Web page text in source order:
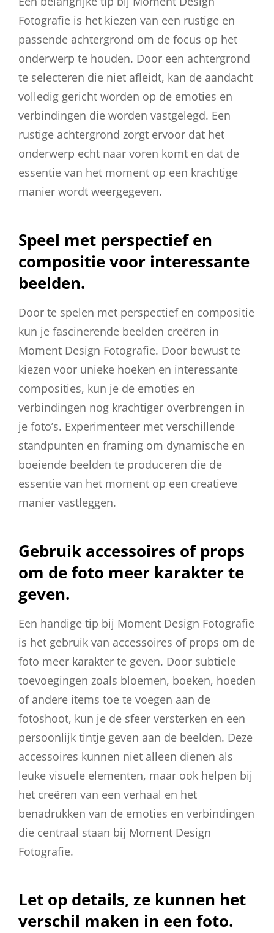
Fotografie is het kiezen van een rustige en
passende achtergrond om de focus op het
onderwerp te houden. Door een achtergrond
te selecteren die niet afleidt, kan de aandacht
volledig gericht worden op de emoties en
verbindingen die worden vastgelegd. Een
rustige achtergrond zorgt ervoor dat het
onderwerp echt naar voren komt en dat de
essentie van het moment op een krachtige
manier wordt weergegeven.
Speel met perspectief en
compositie voor interessante
beelden.
Door te spelen met perspectief en compositie
kun je fascinerende beelden creëren in
Moment Design Fotografie. Door bewust te
kiezen voor unieke hoeken en interessante
composities, kun je de emoties en
verbindingen nog krachtiger overbrengen in
je foto’s. Experimenteer met verschillende
standpunten en framing om dynamische en
boeiende beelden te produceren die de
essentie van het moment op een creatieve
manier vastleggen.
Gebruik accessoires of props
om de foto meer karakter te
geven.
Een handige tip bij Moment Design Fotografie
is het gebruik van accessoires of props om de
foto meer karakter te geven. Door subtiele
toevoegingen zoals bloemen, boeken, hoeden
of andere items toe te voegen aan de
fotoshoot, kun je de sfeer versterken en een
persoonlijk tintje geven aan de beelden. Deze
accessoires kunnen niet alleen dienen als
leuke visuele elementen, maar ook helpen bij
het creëren van een verhaal en het
benadrukken van de emoties en verbindingen
die centraal staan bij Moment Design
Fotografie.
Let op details, ze kunnen het
verschil maken in een foto.